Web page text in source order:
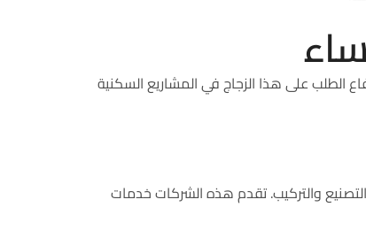
الطلب على هذا الزجاج في المشاريع السكنية
لديهم خبرة تصل إلى 15 عامًا في مجال التصنيع والتركيب. تقدم هذه الشركات خدمات